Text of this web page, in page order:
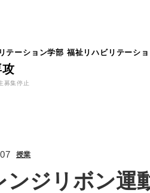
テーション学部 福祉リハビリテーシ
募集停止
授業
ンジリボン運